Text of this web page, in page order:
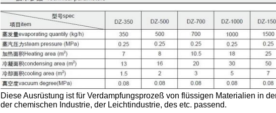
Diese Ausrüstung ist für Verdampfungsprozeß von flüssigen Materialien in
der chemischen Industrie, der Leichtindustrie, des etc. passend.